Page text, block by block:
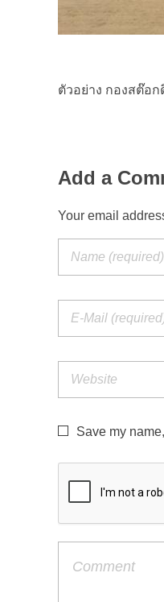
ตัวอย่าง กองสต๊อ
Add a
Your email
Save my